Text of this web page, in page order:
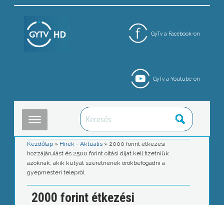
GyTv a Facebook-on
GyTv a Youtube-on
Kezdőlap » Hírek - Aktuális » 2000 forint étkezési
hozzájárulást és 2500 forint oltási díjat kell fizetniük
azoknak, akik kutyát szeretnének örökbefogadni a
gyepmesteri telepről
2000 forint étkezési